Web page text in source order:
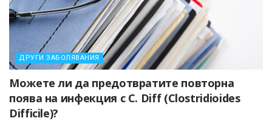
ДРУГИ ЗАБОЛЯВАНИЯ
Можете ли да предотвратите повторна
поява на инфекция с C. Diff (Clostridioides
Difficile)?